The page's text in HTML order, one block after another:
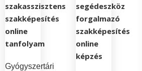
szakasszisztens
szakképesítés
online
tanfolyam
Gyógyszertári
segédeszköz
forgalmazó
szakképesítés
online
képzés